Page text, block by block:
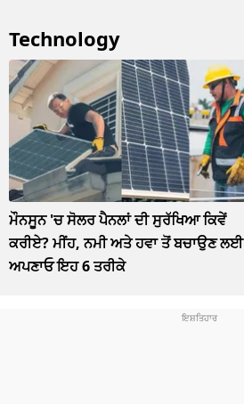
Technology
ਮੌਨਸੂਨ 'ਚ ਸੋਲਰ ਪੈਨਲਾਂ ਦੀ ਸੁਰੱਖਿਆ ਕਿਵੇਂ
ਕਰੀਏ? ਮੀਂਹ, ਨਮੀ ਅਤੇ ਹਵਾ ਤੋਂ ਬਚਾਉਣ ਲਈ
ਅਪਣਾਓ ਇਹ 6 ਤਰੀਕੇ